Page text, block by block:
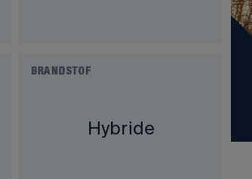
BRANDSTOF
Hybride